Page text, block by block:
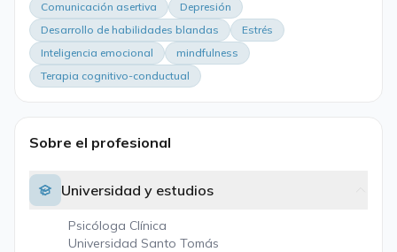
Comunicación asertiva
Depresión
Desarrollo de habilidades blandas
Estrés
Inteligencia emocional
mindfulness
Terapia cognitivo-conductual
Sobre el profesional
Universidad y estudios
Psicóloga Clínica
Universidad Santo Tomás